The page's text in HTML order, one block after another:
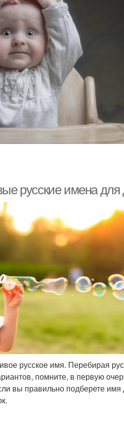
русские имена для
русское имя. Перебирая
помните, в первую
вы правильно подберете